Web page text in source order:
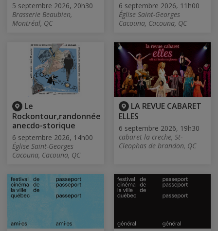
5 septembre 2026, 20h30
Brasserie Beaubien,
Montréal, QC
6 septembre 2026, 11h00
Église Saint-Georges
Cacouna, Cacouna, QC
Le
Rockontour,randonnée
anecdo-storique
6 septembre 2026, 14h00
Église Saint-Georges
Cacouna, Cacouna, QC
LA REVUE CABARET
ELLES
6 septembre 2026, 19h30
cabaret la creche, St-
Cleophas de brandon, QC